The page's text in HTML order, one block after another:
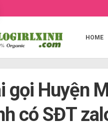
HOME
gọi Huyện
có SĐT